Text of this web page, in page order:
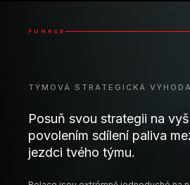
FUNKCE
TÝMOVÁ STRATEGICKÁ VÝHODA
Posuň svou strategii na
povolením sdílení paliva
jezdci tvého týmu.